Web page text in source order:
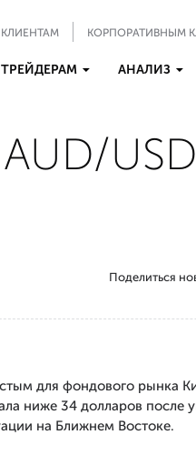
КОРПОРАТИВНЫМ
ТРЕЙДЕРАМ АНАЛИЗ
Поделиться
для фондового рынка
ниже 34 долларов после
на Ближнем Востоке.